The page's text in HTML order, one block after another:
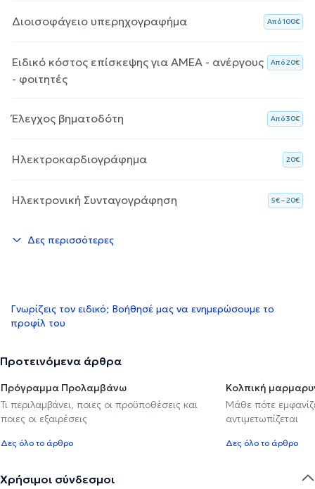
Διοισοφάγειο υπερηχογραφήμα Aπό 100€
Ειδικό κόστος επίσκεψης για ΑΜΕΑ - ανέργους
- φοιτητές
Aπό 20€
Έλεγχος βηματοδότη Aπό 30€
Ηλεκτροκαρδιογράφημα 20€
Ηλεκτρονική Συνταγογράφηση 5€ – 20€
Δες περισσότερες
Γνωρίζεις τον ειδικό; Βοήθησέ μας να ενημερώσουμε το
προφίλ του
Προτεινόμενα άρθρα
Πρόγραμμα Προλαμβάνω
Τι περιλαμβάνει, ποιες οι προϋποθέσεις και
ποιες οι εξαιρέσεις
Δες όλο το άρθρο
Κολπική
Μάθε πότε
αντιμετωπίζεται
Δες όλο το άρθρο
Χρήσιμοι σύνδεσμοι